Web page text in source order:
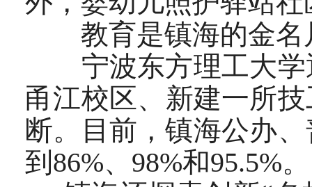
教育是镇海的金名
宁波东方理工大学
甬江校区、新建一所
断。目前，镇海公办
到86%、98%和95.5%。